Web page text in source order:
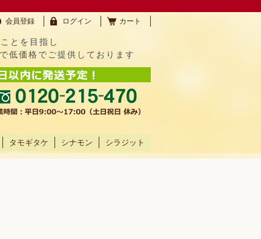
会員登録 ログイン カート
とを目指し
低価格でご提供しております
タモギタケ シナモン シラジット